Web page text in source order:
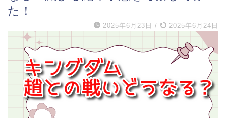
た！
2025年6月23日 / 2025年6月24日